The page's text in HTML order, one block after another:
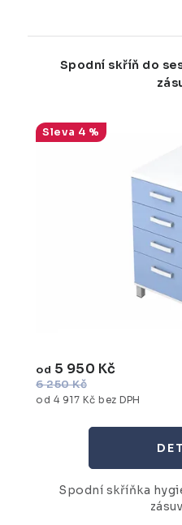
Spodní skříň do
4 %
od 4 917 Kč bez DPH
od 5 950 Kč
6 250 Kč
Spodní skříňka